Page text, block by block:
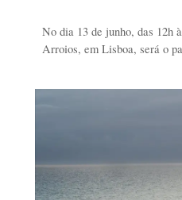
No dia 13 de junho, das 12h
Arroios, em Lisboa, será o